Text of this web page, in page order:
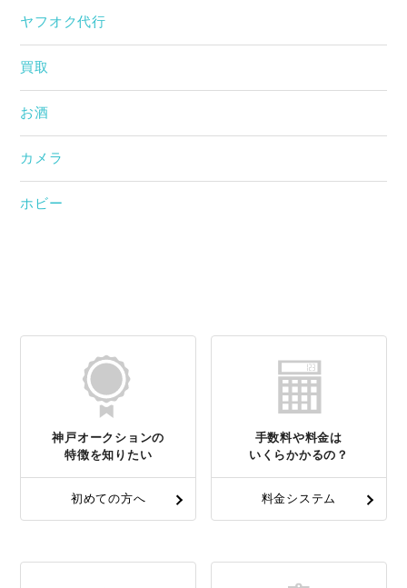
ヤフオク代行
買取
お酒
カメラ
ホビー
神戸オークションの
特徴を知りたい
初めての方へ
手数料や料金は
いくらかかるの？
料金システム